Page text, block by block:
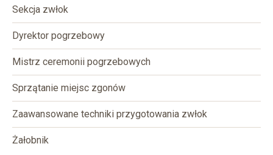
Sekcja zwłok
Dyrektor pogrzebowy
Mistrz ceremonii pogrzebowych
Sprzątanie miejsc zgonów
Zaawansowane techniki przygotowania zwłok
Żałobnik